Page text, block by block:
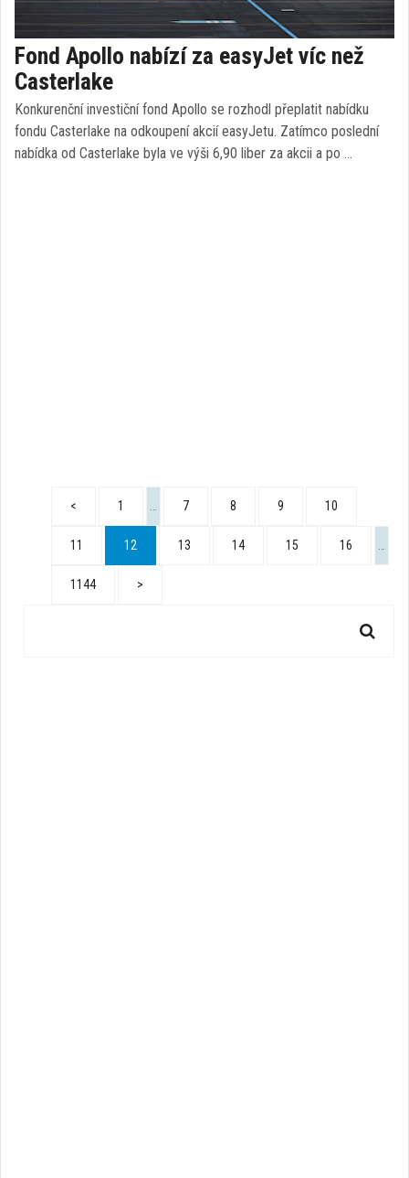
Fond Apollo nabízí za easyJet víc než
Casterlake
Konkurenční investiční fond Apollo se rozhodl přeplatit nabídku
fondu Casterlake na odkoupení akcií easyJetu. Zatímco poslední
nabídka od Casterlake byla ve výši 6,90 liber za akcii a po …
< 1 7 8 9 10
11 12 13 14 15 16
1144 >